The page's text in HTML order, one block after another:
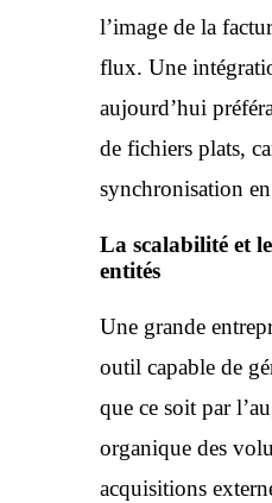
l’image de la
flux. Une
aujourd’hui
de fichiers plats,
synchronisation
La scalabilité et
entités
Une grande
outil capable de
que ce soit par
organique des
acquisitions